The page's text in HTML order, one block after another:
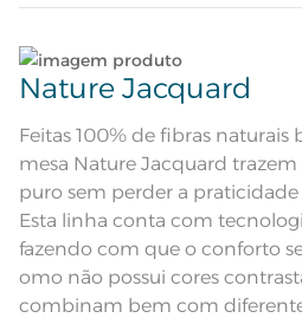
por
Composição
Cor
Cor Comercial
Itens Inclusos 1
Lave tipos de tecidos
Não lave cores claras e
ciclo;
No caso de derramamento
condimentos ou molhos
imediatamente utilizando
em água sem comprimir ou
para dentro, e deixe secar
Nature Jacquard
Feitas 100% de fibras naturais
mesa Nature Jacquard
puro sem perder a
Esta linha conta com
fazendo com que o conforto
omo não possui cores
combinam bem com